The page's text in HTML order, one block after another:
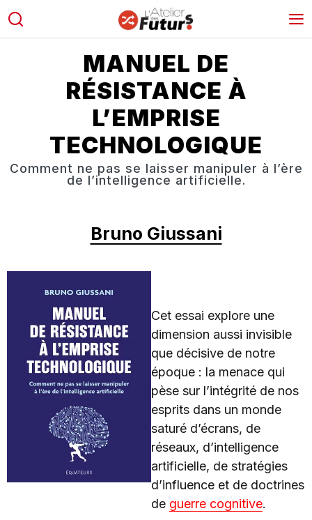
MANUEL DE
RÉSISTANCE À
L’EMPRISE
TECHNOLOGIQUE
Comment ne pas se laisser manipuler à l’ère
de l’intelligence artificielle.
Bruno Giussani
Cet essai explore une
dimension aussi invisible
que décisive de notre
époque : la menace qui
pèse sur l’intégrité de nos
esprits dans un monde
saturé d’écrans, de
réseaux, d’intelligence
artificielle, de stratégies
d’influence et de doctrines
de guerre cognitive.